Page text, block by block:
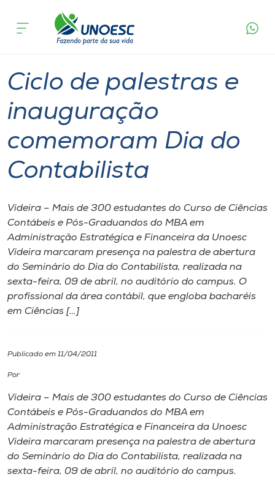
Cursos
Pesquisa
Atendimento ao Estudante
Portal de Ensino
A
Internacionalização
I.nova
Cultura
CPA
Biblioteca
acontece
Ciclo de palestras e
inauguração
comemoram Dia do
Contabilista
Videira – Mais de 300 estudantes do Curso de Ciências
Contábeis e Pós-Graduandos do MBA em
Administração Estratégica e Financeira da Unoesc
Videira marcaram presença na palestra de abertura
do Seminário do Dia do Contabilista, realizada na
sexta-feira, 09 de abril, no auditório do campus. O
profissional da área contábil, que engloba bacharéis
em Ciências […]
Publicado em 11/04/2011
Por
Videira – Mais de 300 estudantes do Curso de Ciências
Contábeis e Pós-Graduandos do MBA em
Administração Estratégica e Financeira da Unoesc
Videira marcaram presença na palestra de abertura
do Seminário do Dia do Contabilista, realizada na
sexta-feira, 09 de abril, no auditório do campus.